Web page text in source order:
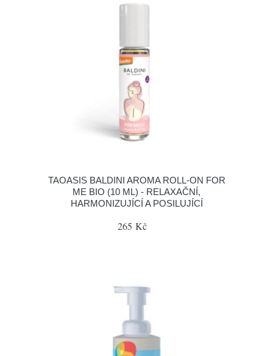
TAOASIS BALDINI AROMA ROLL-ON FOR
ME BIO (10 ML) - RELAXAČNÍ,
HARMONIZUJÍCÍ A POSILUJÍCÍ
265 Kč